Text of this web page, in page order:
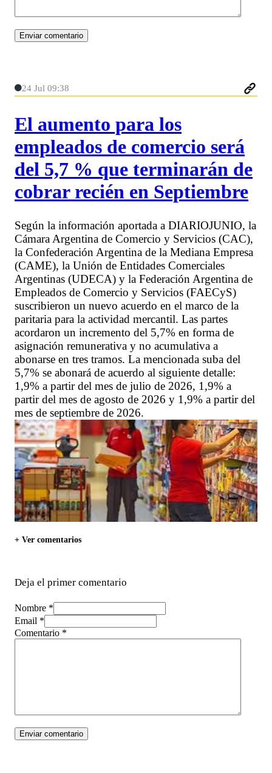
24 Jul 09:38
El aumento para los
empleados de comercio será
del 5,7 % que terminarán de
cobrar recién en Septiembre
Según la información aportada a DIARIOJUNIO, la
Cámara Argentina de Comercio y Servicios (CAC),
la Confederación Argentina de la Mediana Empresa
(CAME), la Unión de Entidades Comerciales
Argentinas (UDECA) y la Federación Argentina de
Empleados de Comercio y Servicios (FAECyS)
suscribieron un nuevo acuerdo en el marco de la
paritaria para la actividad mercantil. Las partes
acordaron un incremento del 5,7% en forma de
asignación remunerativa y no acumulativa a
abonarse en tres tramos. La mencionada suba del
5,7% se abonará de acuerdo al siguiente detalle:
1,9% a partir del mes de julio de 2026, 1,9% a
partir del mes de agosto de 2026 y 1,9% a partir del
mes de septiembre de 2026.
+ Ver comentarios
Deja el primer comentario
Nombre *
Email *
Comentario *